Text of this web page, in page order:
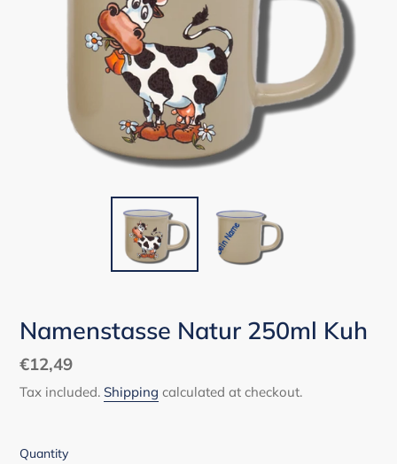
Namenstasse Natur 250ml Kuh
Regular
price
€12,49
Tax included. Shipping calculated at checkout.
Quantity